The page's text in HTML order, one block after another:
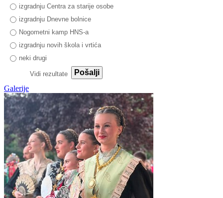
izgradnju Centra za starije osobe
izgradnju Dnevne bolnice
Nogometni kamp HNS-a
izgradnju novih škola i vrtića
neki drugi
Vidi rezultate
Pošalji
Galerije